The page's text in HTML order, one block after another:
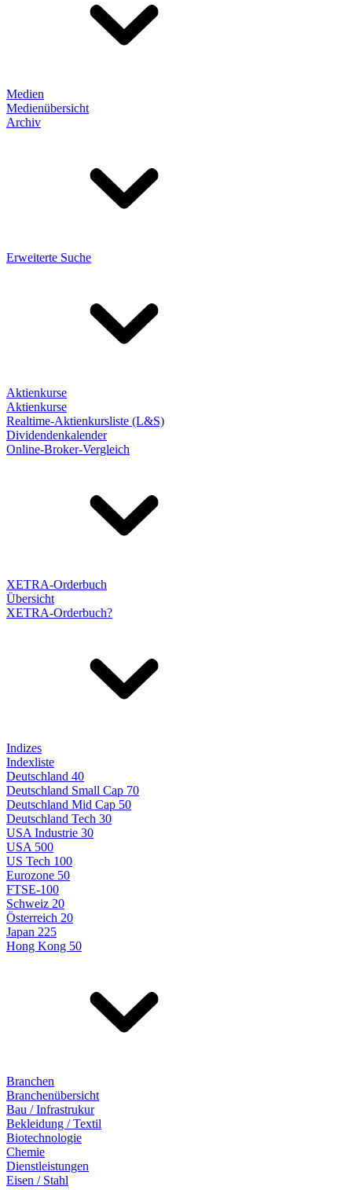
Medien
Medienübersicht
Archiv
Erweiterte Suche
Aktienkurse
Aktienkurse
Realtime-Aktienkursliste (L&S)
Dividendenkalender
Online-Broker-Vergleich
XETRA-Orderbuch
Übersicht
XETRA-Orderbuch?
Indizes
Indexliste
Deutschland 40
Deutschland Small Cap 70
Deutschland Mid Cap 50
Deutschland Tech 30
USA Industrie 30
USA 500
US Tech 100
Eurozone 50
FTSE-100
Schweiz 20
Österreich 20
Japan 225
Hong Kong 50
Branchen
Branchenübersicht
Bau / Infrastrukur
Bekleidung / Textil
Biotechnologie
Chemie
Dienstleistungen
Eisen / Stahl